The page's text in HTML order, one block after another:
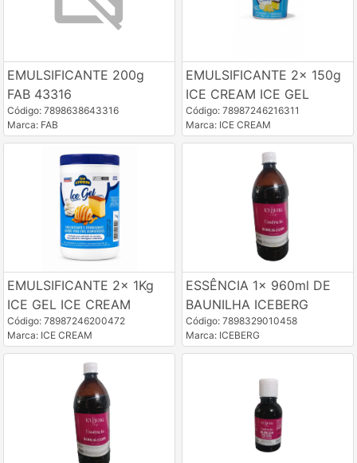
EMULSIFICANTE 200g
FAB 43316
Código: 7898638643316
Marca: FAB
EMULSIFICANTE 2x 150g
ICE CREAM ICE GEL
Código: 78987246216311
Marca: ICE CREAM
EMULSIFICANTE 2x 1Kg
ICE GEL ICE CREAM
Código: 78987246200472
Marca: ICE CREAM
ESSÊNCIA 1x 960ml DE
BAUNILHA ICEBERG
Código: 7898329010458
Marca: ICEBERG